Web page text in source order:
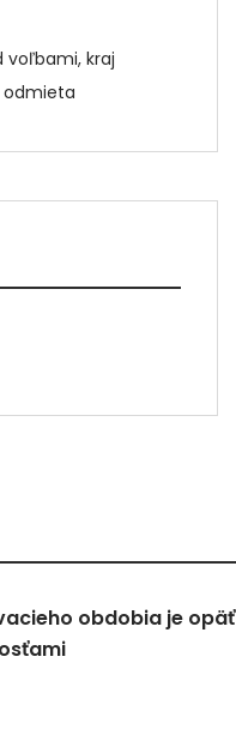
voľbami, kraj
odmieta
obdobia je opäť